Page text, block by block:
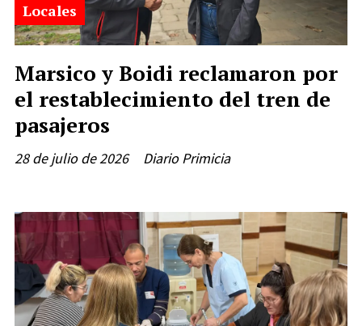
Marsico y Boidi reclamaron por
el restablecimiento del tren de
pasajeros
Diario Primicia
Locales
28 de julio de 2026